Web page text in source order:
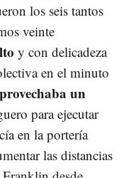
los seis tantos
veinte
y con delicadeza
en el minuto
un
para ejecutar
en la portería
las distancias